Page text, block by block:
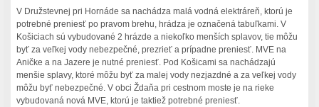
V Družstevnej pri Hornáde sa nachádza malá vodná elektráreň, ktorú je
potrebné preniesť po pravom brehu, hrádza je označená tabuľkami. V
Košiciach sú vybudované 2 hrázde a niekoľko menších splavov, tie môžu
byť za veľkej vody nebezpečné, prezrieť a prípadne preniesť. MVE na
Aničke a na Jazere je nutné preniesť. Pod Košicami sa nachádzajú
menšie splavy, ktoré môžu byť za malej vody nezjazdné a za veľkej vody
môžu byť nebezpečné. V obci Ždaňa pri cestnom moste je na rieke
vybudovaná nová MVE, ktorú je taktiež potrebné preniesť.